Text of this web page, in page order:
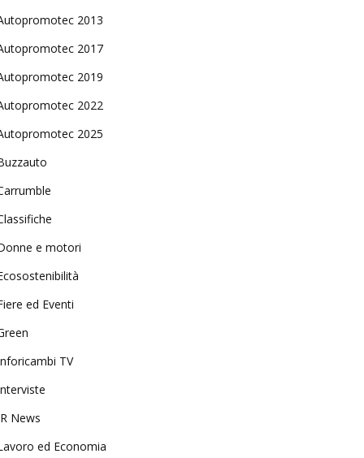
2013
2017
2019
2022
2025
e motori
ed Eventi
TV
News
ed Economia